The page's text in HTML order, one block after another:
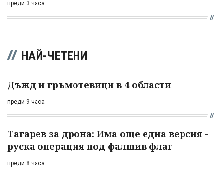
преди 3 часа
НАЙ-ЧЕТЕНИ
Дъжд и гръмотевици в 4 области
преди 9 часа
Тагарев за дрона: Има още една версия -
руска операция под фалшив флаг
преди 8 часа